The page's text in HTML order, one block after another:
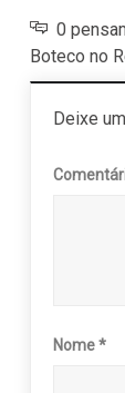
0
Boteco no
Deixe
Nome*